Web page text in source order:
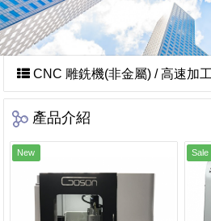
CNC 雕銑機(非金屬) / 高速加
產品介紹
New Sale